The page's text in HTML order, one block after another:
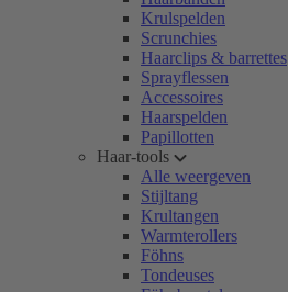
Krulspelden
Scrunchies
Haarclips & barrettes
Sprayflessen
Accessoires
Haarspelden
Papillotten
Haar-tools
Alle weergeven
Stijltang
Krultangen
Warmterollers
Föhns
Tondeuses